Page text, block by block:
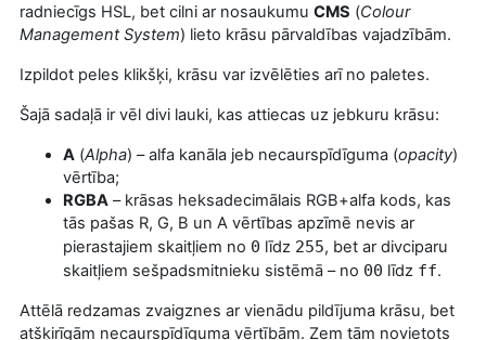
radniecīgs HSL, bet cilni ar nosaukumu CMS (Colour
Management System) lieto krāsu pārvaldības vajadzībām.
Izpildot peles klikšķi, krāsu var izvēlēties arī no paletes.
Šajā sadaļā ir vēl divi lauki, kas attiecas uz jebkuru krāsu:
A (Alpha) – alfa kanāla jeb necaurspīdīguma (opacity)
vērtība;
RGBA – krāsas heksadecimālais RGB+alfa kods, kas
tās pašas R, G, B un A vērtības apzīmē nevis ar
pierastajiem skaitļiem no 0 līdz 255, bet ar divciparu
skaitļiem sešpadsmitnieku sistēmā – no 00 līdz ff.
Attēlā redzamas zvaigznes ar vienādu pildījuma krāsu, bet
atšķirīgām necaurspīdīguma vērtībām. Zem tām novietots